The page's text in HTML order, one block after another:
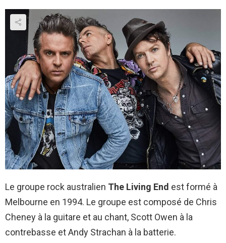
Le groupe rock australien The Living End est formé à
Melbourne en 1994. Le groupe est composé de Chris
Cheney à la guitare et au chant, Scott Owen à la
contrebasse et Andy Strachan à la batterie.